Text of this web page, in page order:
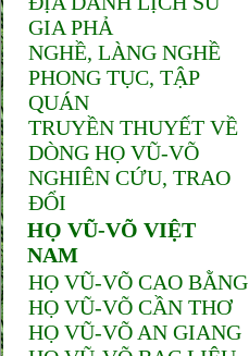
GIA PHẢ
NGHỀ, LÀNG NGHỀ
PHONG TỤC, TẬP
QUÁN
TRUYỀN THUYẾT VỀ
DÒNG HỌ VŨ-VÕ
NGHIÊN CỨU, TRAO
ĐỔI
HỌ VŨ-VÕ VIỆT
NAM
HỌ VŨ-VÕ CAO BẰNG
HỌ VŨ-VÕ CẦN THƠ
HỌ VŨ-VÕ AN GIANG